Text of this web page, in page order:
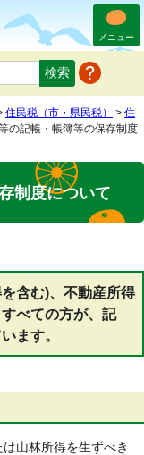
メニュー
住民税（市・県民税） > 住
の記帳・帳簿等の保存制度
制度について
含む)、不動産所得
べての方が、記
ます。
山林所得を生ずべき